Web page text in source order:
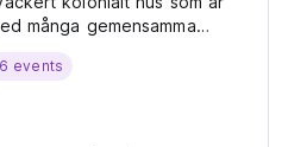
många gemensamma
liten terrass på andra
där det finns en liten bar
events